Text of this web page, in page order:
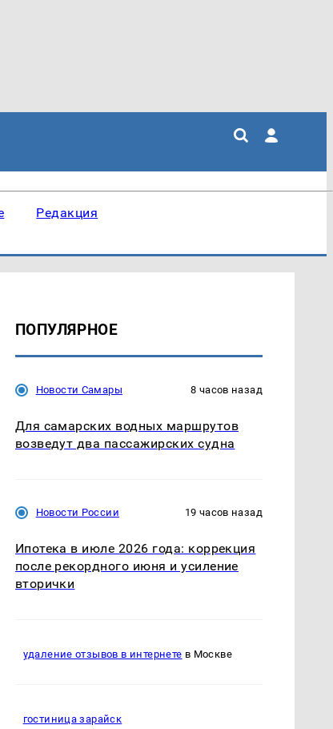
Редакция
ПОПУЛЯРНОЕ
Новости Самары 8 часов назад
Для самарских водных маршрутов
возведут два пассажирских судна
Новости России 19 часов назад
Ипотека в июле 2026 года: коррекция
после рекордного июня и усиление
вторички
удаление отзывов в интернете в Москве
гостиница зарайск